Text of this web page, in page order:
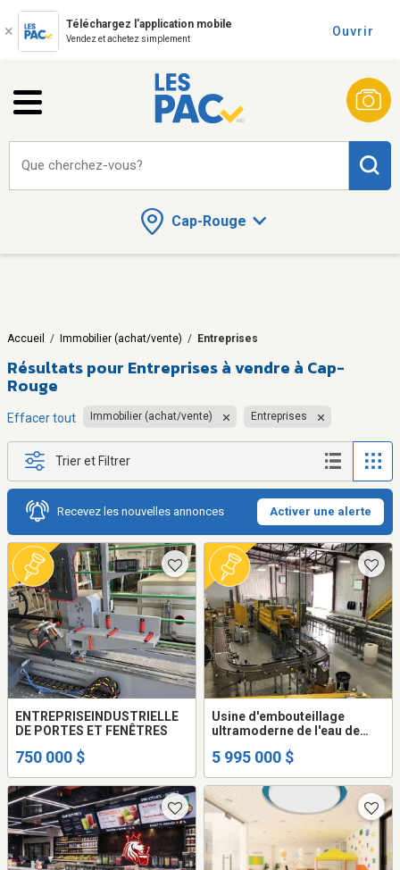
Téléchargez l'application mobile
Vendez et achetez simplement
Ouvrir
Cap-Rouge
Que cherchez-vous?
Accueil / Immobilier (achat/vente) / Entreprises
Résultats pour Entreprises à vendre à Cap-
Rouge
Effacer tout Immobilier (achat/vente) Entreprises
Trier et Filtrer
Recevez les nouvelles annonces Activer une alerte
ENTREPRISEINDUSTRIELLE
DE PORTES ET FENÊTRES
750 000 $
Usine d'embouteillage
ultramoderne de l'eau de
5 995 000 $